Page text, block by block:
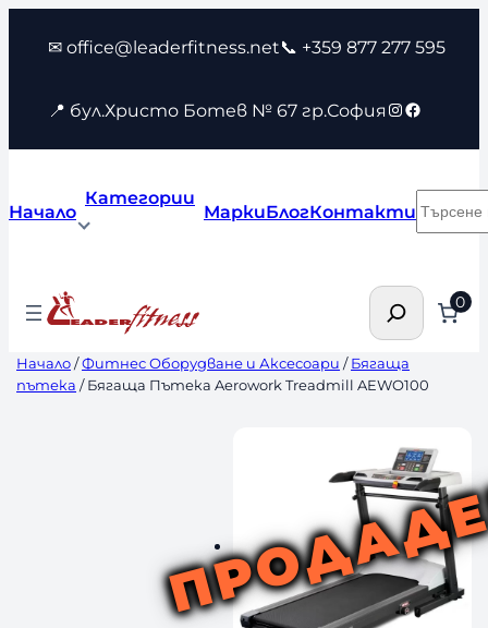
съдържанието
✉ office@leaderfitness.net📞 +359 877 277 595
📍 бул.Христо Ботев № 67 гр.София Instagram
Facebook
Начало
Категории
МаркиБлогКонтакти
Търсене 0
Начало/Фитнес Оборудване и Аксесоари /Бягаща
пътека / Бягаща Пътека Aerowork Treadmill AEWO100